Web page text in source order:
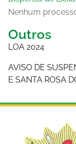
Nenhum
Outros
LOA 2024
AVISO DE
E SANTA ROSA